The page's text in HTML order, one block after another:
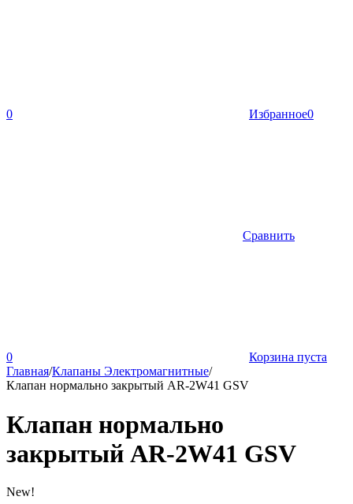
0 Избранное0
Сравнить
0
Корзина пуста
Главная/Клапаны Электромагнитные/
Клапан нормально закрытый AR-2W41 GSV
Клапан нормально
закрытый AR-2W41 GSV
New!